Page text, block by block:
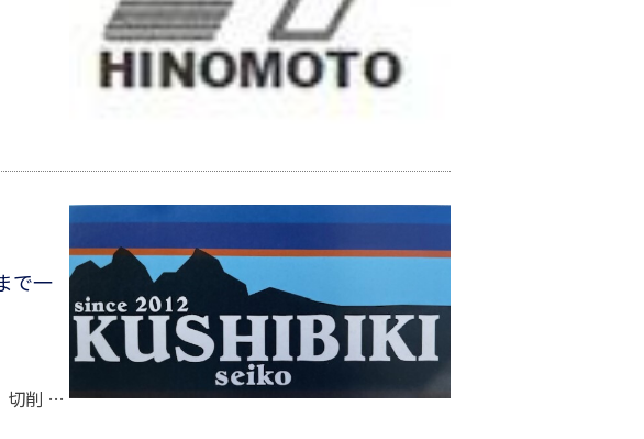
で一
切削 穴あけ加工・タップ加工